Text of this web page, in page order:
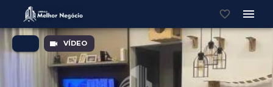
VÍDEO